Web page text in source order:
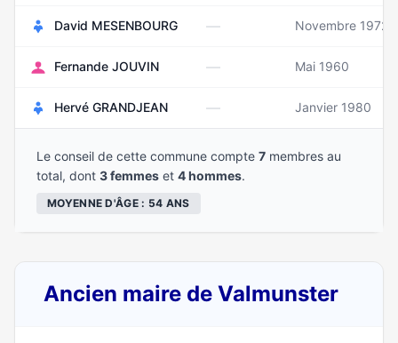
David MESENBOURG — Novembre 1972
Fernande JOUVIN — Mai 1960
Hervé GRANDJEAN — Janvier 1980
Le conseil de cette commune compte 7 membres au
total, dont 3 femmes et 4 hommes.
MOYENNE D'ÂGE : 54 ANS
Ancien maire de Valmunster